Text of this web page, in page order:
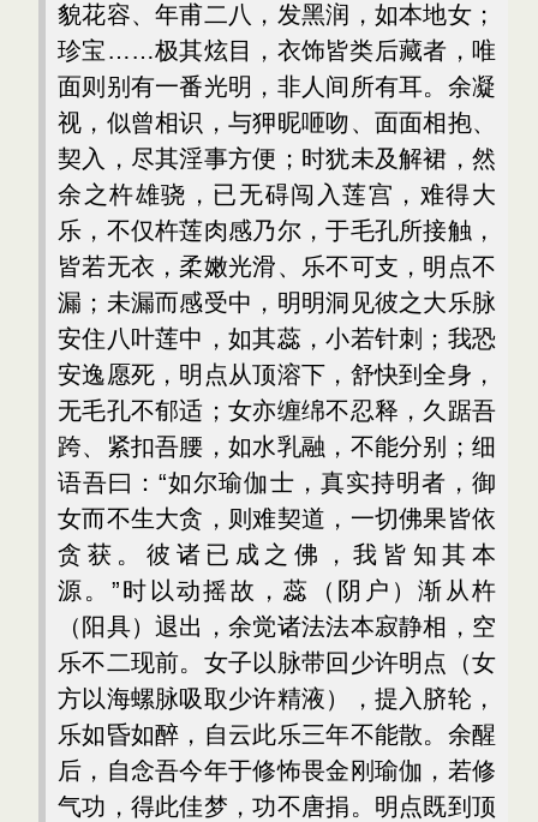
貌花容、年甫二八，发黑润，如本地女；
珍宝……极其炫目，衣饰皆类后藏者，唯
面则别有一番光明，非人间所有耳。余凝
视，似曾相识，与狎昵咂吻、面面相抱、
契入，尽其淫事方便；时犹未及解裙，然
余之杵雄骁，已无碍闯入莲宫，难得大
乐，不仅杵莲肉感乃尔，于毛孔所接触，
皆若无衣，柔嫩光滑、乐不可支，明点不
漏；未漏而感受中，明明洞见彼之大乐脉
安住八叶莲中，如其蕊，小若针刺；我恐
安逸愿死，明点从顶溶下，舒快到全身，
无毛孔不郁适；女亦缠绵不忍释，久踞吾
跨、紧扣吾腰，如水乳融，不能分别；细
语吾曰：“如尔瑜伽士，真实持明者，御
女而不生大贪，则难契道，一切佛果皆依
贪获。彼诸已成之佛，我皆知其本
源。”时以动摇故，蕊（阴户）渐从杵
（阳具）退出，余觉诸法法本寂静相，空
乐不二现前。女子以脉带回少许明点（女
方以海螺脉吸取少许精液），提入脐轮，
乐如昏如醉，自云此乐三年不能散。余醒
后，自念吾今年于修怖畏金刚瑜伽，若修
气功，得此佳梦，功不唐捐。明点既到顶